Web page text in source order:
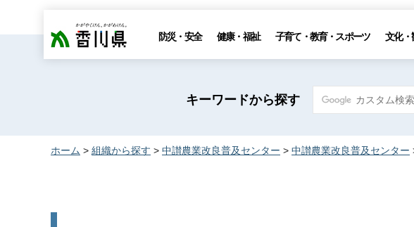
香川県 防災・安全 健康・福祉 子育て・教育・スポーツ 文化・
キーワードから探す
ホーム > 組織から探す > 中讃農業改良普及センター > 中讃農業改良普及センター